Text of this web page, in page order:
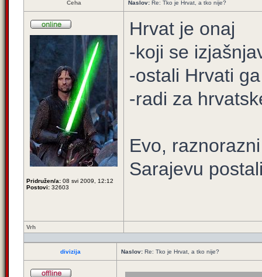
Ceha Naslov: Re: Tko je Hrvat, a tko nije?
Pridružen/a: 08 svi 2009, 12:12
Postovi: 32603
Hrvat je onaj
-koji se
-ostali Hrvati
-radi za
Evo,
Sarajevu
Vrh
divizija Naslov: Re: Tko je Hrvat, a tko nije?